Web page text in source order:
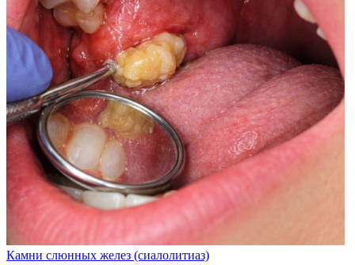
Камни слюнных желез (сиалолитиаз)